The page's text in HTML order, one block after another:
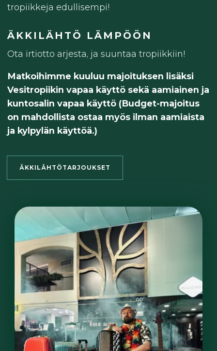
tropiikkeja edullisempi!
ÄKKILÄHTÖ LÄMPÖÖN
Ota irtiotto arjesta, ja suuntaa tropiikkiin!
Matkoihimme kuuluu majoituksen lisäksi
Vesitropiikin vapaa käyttö sekä aamiainen ja
kuntosalin vapaa käyttö (Budget-majoitus
on mahdollista ostaa myös ilman aamiaista
ja kylpylän käyttöä.)
ÄKKILÄHTÖTARJOUKSET